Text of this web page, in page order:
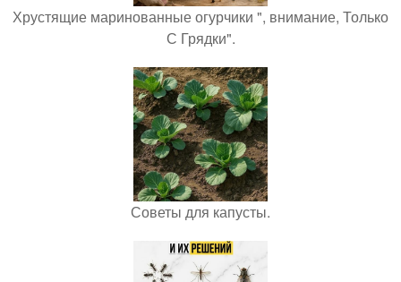
Хрустящие маринованные огурчики ", внимание, Только
С Грядки".
Советы для капусты.